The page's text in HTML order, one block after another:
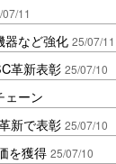
11
器など強化 25/07/11
革新表彰 25/07/10
ェーン
新で表彰 25/07/10
を獲得 25/07/10